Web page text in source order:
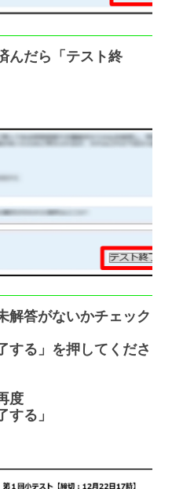
んだら「テスト終
答がないかチェック
る」を押してくださ
度
る」